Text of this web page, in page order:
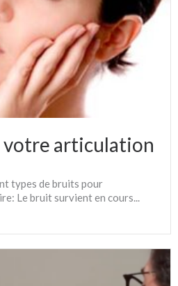
votre articulation
types de bruits pour
Le bruit survient en cours...